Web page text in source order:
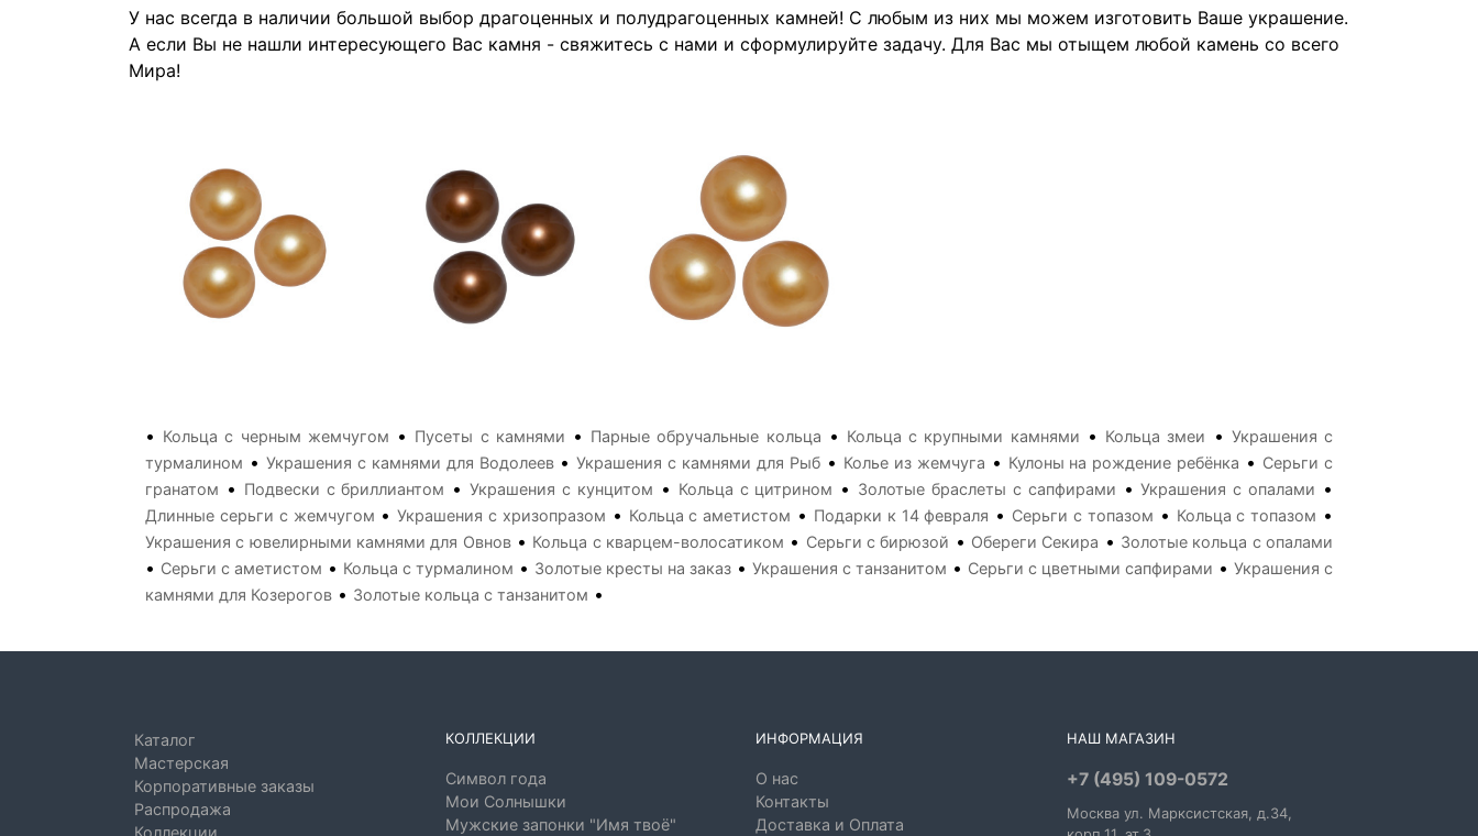
У нас всегда в наличии большой выбор драгоценных и полудрагоценных камней! С любым из них мы можем изготовить Ваше украшение.
А если Вы не нашли интересующего Вас камня - свяжитесь с нами и сформулируйте задачу. Для Вас мы отыщем любой камень со всего
Мира!
• Кольца с черным жемчугом • Пусеты с камнями • Парные обручальные кольца • Кольца с крупными камнями • Кольца змеи • Украшения с
турмалином • Украшения с камнями для Водолеев•Украшения с камнями для Рыб • Колье из жемчуга • Кулоны на рождение ребёнка • Серьги с
гранатом • Подвески с бриллиантом •Украшения с кунцитом • Кольца с цитрином • Золотые браслеты с сапфирами •Украшения с опалами •
Длинные серьги с жемчугом •Украшения с хризопразом • Кольца с аметистом • Подарки к 14 февраля • Серьги с топазом • Кольца с топазом •
Украшения с ювелирными камнями для Овнов• Кольца с кварцем-волосатиком • Серьги с бирюзой • Обереги Секира • Золотые кольца с опалами
• Серьги с аметистом • Кольца с турмалином • Золотые кресты на заказ • Украшения с танзанитом • Серьги с цветными сапфирами • Украшения с
камнями для Козерогов • Золотые кольца с танзанитом •
Каталог
Мастерская
Корпоративные заказы
Распродажа
Коллекции
КОЛЛЕКЦИИ
Символ года
Мои Солнышки
Мужские запонки "Имя твоё"
ИНФОРМАЦИЯ
О нас
Контакты
Доставка и Оплата
НАШ МАГАЗИН
+7 (495) 109-0572
Москва ул. Марксистская, д.34,